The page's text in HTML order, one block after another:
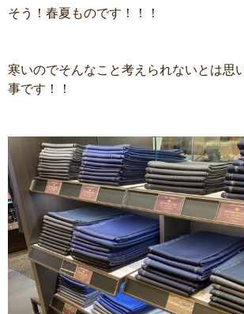
そう！春夏ものです！！！
寒いのでそんなこと考えられないとは思
事です！！